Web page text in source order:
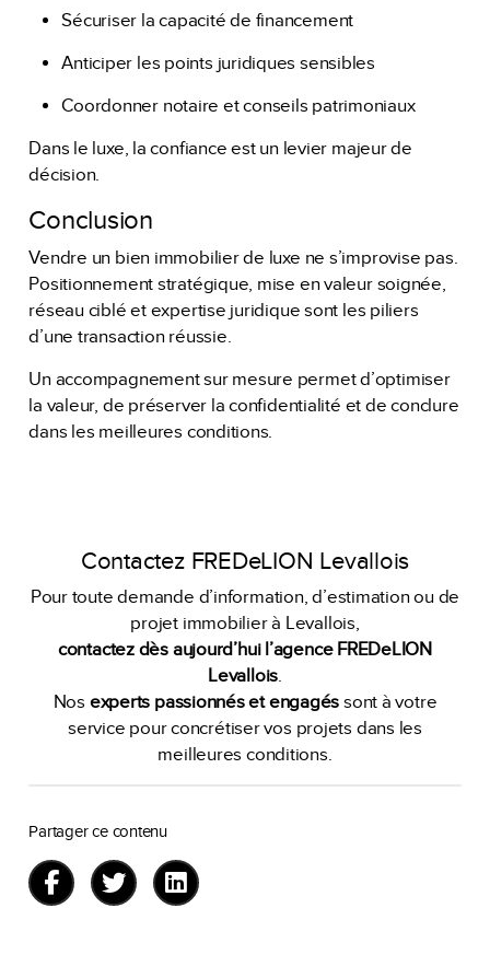
Sécuriser la capacité de financement
Anticiper les points juridiques sensibles
Coordonner notaire et conseils patrimoniaux
Dans le luxe, la confiance est un levier majeur de
décision.
Conclusion
Vendre un bien immobilier de luxe ne s’improvise pas.
Positionnement stratégique, mise en valeur soignée,
réseau ciblé et expertise juridique sont les piliers
d’une transaction réussie.
Un accompagnement sur mesure permet d’optimiser
la valeur, de préserver la confidentialité et de conclure
dans les meilleures conditions.
Contactez FREDeLION Levallois
Pour toute demande d’information, d’estimation ou de
projet immobilier à Levallois,
contactez dès aujourd’hui l’agence FREDeLION
Levallois.
Nos experts passionnés et engagés sont à votre
service pour concrétiser vos projets dans les
meilleures conditions.
Partager ce contenu